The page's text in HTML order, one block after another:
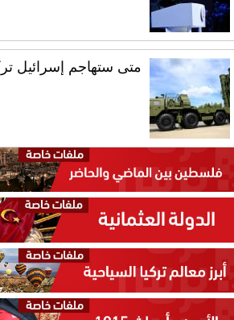
متى ستهاجم إسرائيل